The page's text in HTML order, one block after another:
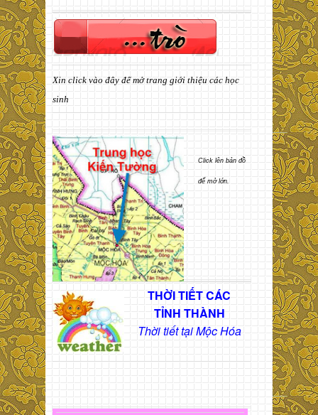
Xin click vào đây để mở trang giới thiệu các học
sinh
Click lên bản đồ
để mở lớn.
THỜI TIẾT CÁC
TỈNH THÀNH
Thời tiết tại Mộc Hóa